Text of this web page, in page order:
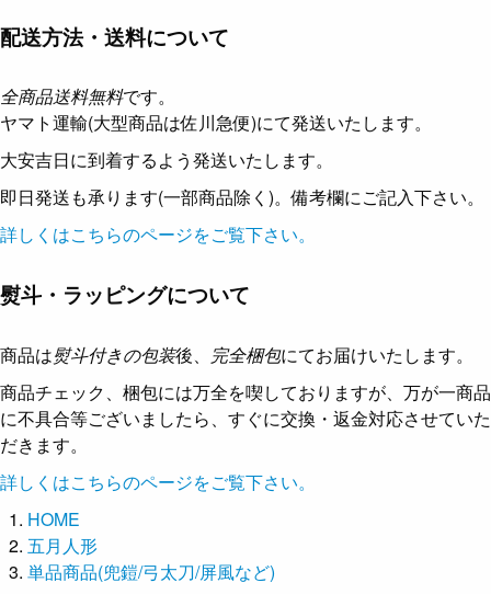
配送方法・送料について
全商品送料無料です。
ヤマト運輸(大型商品は佐川急便)にて発送いたします。
大安吉日に到着するよう発送いたします。
即日発送も承ります(一部商品除く)。備考欄にご記入下さい。
詳しくはこちらのページをご覧下さい。
熨斗・ラッピングについて
商品は熨斗付きの包装後、 完全梱包にてお届けいたします。
商品チェック、梱包には万全を喫しておりますが、万が一商品
に不具合等ございましたら、すぐに交換・返金対応させていた
だきます。
詳しくはこちらのページをご覧下さい。
HOME
五月人形
単品商品(兜鎧/弓太刀/屏風など)